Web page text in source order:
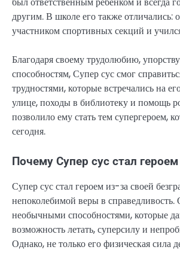
другим. В школе его также
участником спортивных секций и
Благодаря своему трудолюбию,
способностям, Супер сус смог
трудностями, которые встречались на
улице, походы в библиотеку и помощь
позволило ему стать тем супергероем,
сегодня.
Почему Супер сус стал героем
Супер сус стал героем из-за своей
непоколебимой веры в справедливость.
необычными способностями, которые
возможность летать, суперсилу и
Однако, не только его физическая сила